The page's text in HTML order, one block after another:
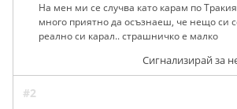
На мен ми се случва като карам по
много приятно да осъзнаеш, че нещо си
реално си карал.. страшничко е малко
Сигнализирай за
#2